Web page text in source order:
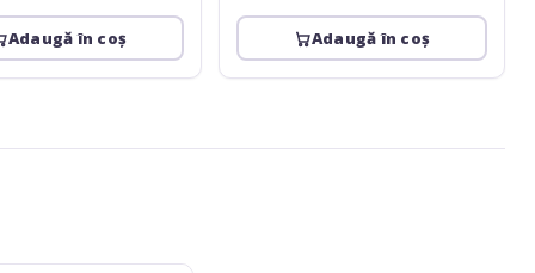
Adaugă în coș Adaugă în coș